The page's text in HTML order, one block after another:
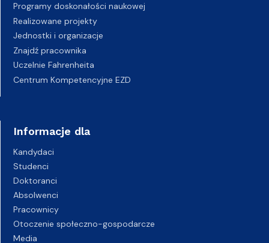
Programy doskonałości naukowej
Realizowane projekty
Jednostki i organizacje
Znajdź pracownika
Uczelnie Fahrenheita
Centrum Kompetencyjne EZD
Informacje dla
Kandydaci
Studenci
Doktoranci
Absolwenci
Pracownicy
Otoczenie społeczno-gospodarcze
Media